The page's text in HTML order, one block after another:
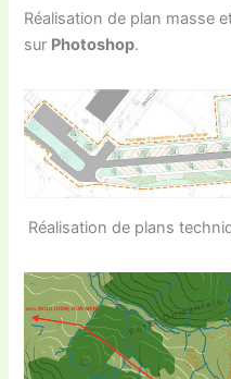
Réalisation de plan masse
sur Photoshop.
Réalisation de plans